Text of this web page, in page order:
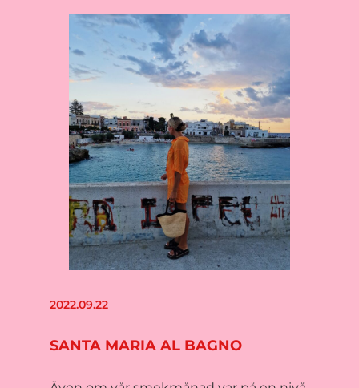
2022.09.22
SANTA MARIA AL BAGNO